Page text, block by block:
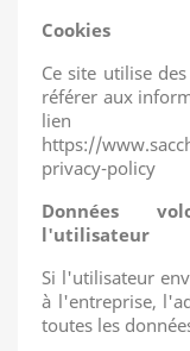
Cookies
Ce site utilise
référer aux
lien
https://
privacy-policy
Données
l'utilisateur
Si l'utilisateur
à l'entreprise,
toutes les